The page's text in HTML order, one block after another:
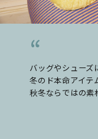
バッグやシューズ
冬のド本命アイ
秋冬ならではの素